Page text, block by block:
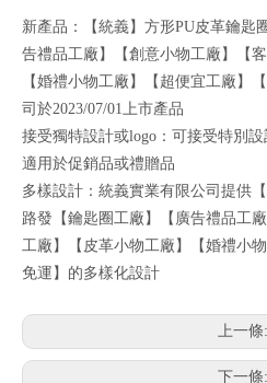
新產品：【統義】方形PU皮革鑰匙
告禮品工廠】【創意小物工廠】【
【婚禮小物工廠】【超便宜工廠】
司於2023/07/01上市產品
接受獨特設計或logo：可接受特別設
適用於促銷品或禮贈品
多樣設計：統義實業有限公司提供
路發【鑰匙圈工廠】【廣告禮品工
工廠】【皮革小物工廠】【婚禮小
免運】的多樣化設計
上一條:
下一條: